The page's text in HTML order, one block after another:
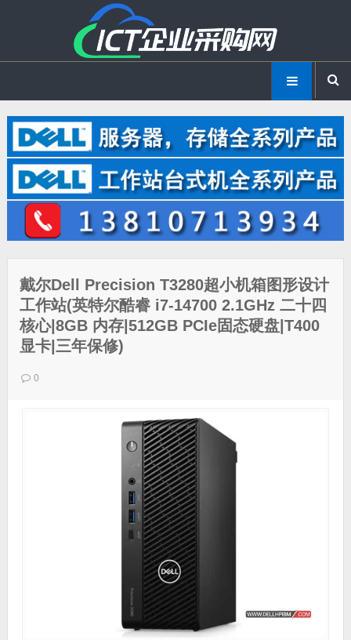
戴尔Dell Precision T3280超小机箱图形设计
工作站(英特尔酷睿 i7-14700 2.1GHz 二十四
核心|8GB 内存|512GB PCIe固态硬盘|T400
显卡|三年保修)
0